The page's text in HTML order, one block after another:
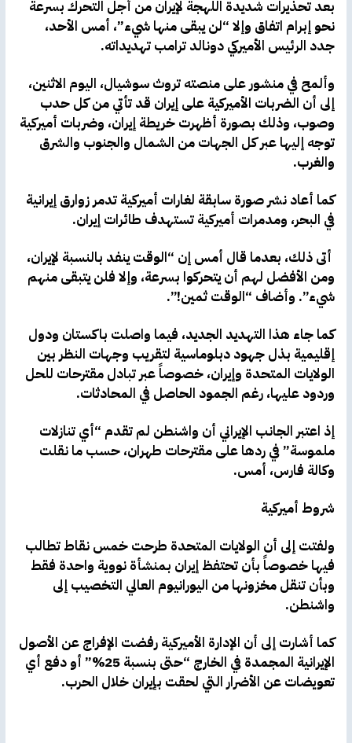
بعد تحذيرات شديدة اللهجة لإيران من أجل التحرك بسرعة
نحو إبرام اتفاق وإلا “لن يبقى منها شيء”، أمس الأحد،
جدد الرئيس الأميركي دونالد ترامب تهديداته.
وألمح في منشور على منصته تروث سوشيال، اليوم الاثنين،
إلى أن الضربات الأميركية على إيران قد تأتي من كل حدب
وصوب، وذلك بصورة أظهرت خريطة إيران، وضربات أميركية
توجه إليها عبر كل الجهات من الشمال والجنوب والشرق
والغرب.
كما أعاد نشر صورة سابقة لغارات أميركية تدمر زوارق إيرانية
في البحر، ومدمرات أميركية تستهدف طائرات إيران.
أتى ذلك، بعدما قال أمس إن “الوقت ينفد بالنسبة لإيران،
ومن الأفضل لهم أن يتحركوا بسرعة، وإلا فلن يتبقى منهم
شيء”. وأضاف “الوقت ثمين!”.
كما جاء هذا التهديد الجديد، فيما واصلت باكستان ودول
إقليمية بذل جهود دبلوماسية لتقريب وجهات النظر بين
الولايات المتحدة وإيران، خصوصاً عبر تبادل مقترحات للحل
وردود عليها، رغم الجمود الحاصل في المحادثات.
إذ اعتبر الجانب الإيراني أن واشنطن لم تقدم “أي تنازلات
ملموسة” في ردها على مقترحات طهران، حسب ما نقلت
وكالة فارس، أمس.
شروط أميركية
ولفتت إلى أن الولايات المتحدة طرحت خمس نقاط تطالب
فيها خصوصاً بأن تحتفظ إيران بمنشأة نووية واحدة فقط
وبأن تنقل مخزونها من اليورانيوم العالي التخصيب إلى
واشنطن.
كما أشارت إلى أن الإدارة الأميركية رفضت الإفراج عن الأصول
الإيرانية المجمدة في الخارج “حتى بنسبة 25%” أو دفع أي
تعويضات عن الأضرار التي لحقت بإيران خلال الحرب.